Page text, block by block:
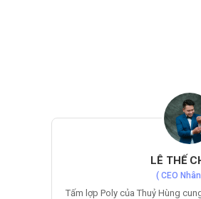
NGUYỄN
( CEO Hoà
Các sản phẩm của Thuỷ Hùng